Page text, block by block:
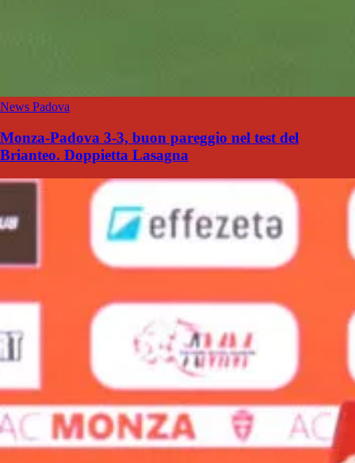
News Padova
Monza-Padova 3-3, buon pareggio nel test del
Brianteo. Doppietta Lasagna